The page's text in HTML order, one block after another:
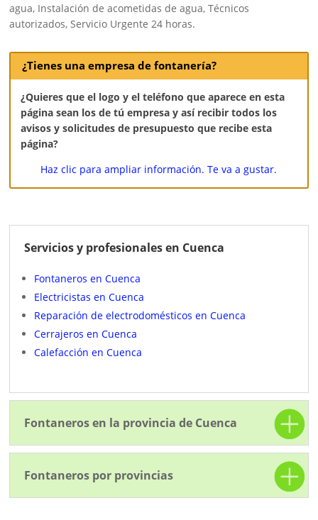
agua, Instalación de acometidas de agua, Técnicos
autorizados, Servicio Urgente 24 horas.
¿Tienes una empresa de fontanería?
¿Quieres que el logo y el teléfono que aparece en esta
página sean los de tú empresa y así recibir todos los
avisos y solicitudes de presupuesto que recibe esta
página?
Haz clic para ampliar información. Te va a gustar.
Servicios y profesionales en Cuenca
Fontaneros en Cuenca
Electricistas en Cuenca
Reparación de electrodomésticos en Cuenca
Cerrajeros en Cuenca
Calefacción en Cuenca
Fontaneros en la provincia de Cuenca
Fontaneros por provincias